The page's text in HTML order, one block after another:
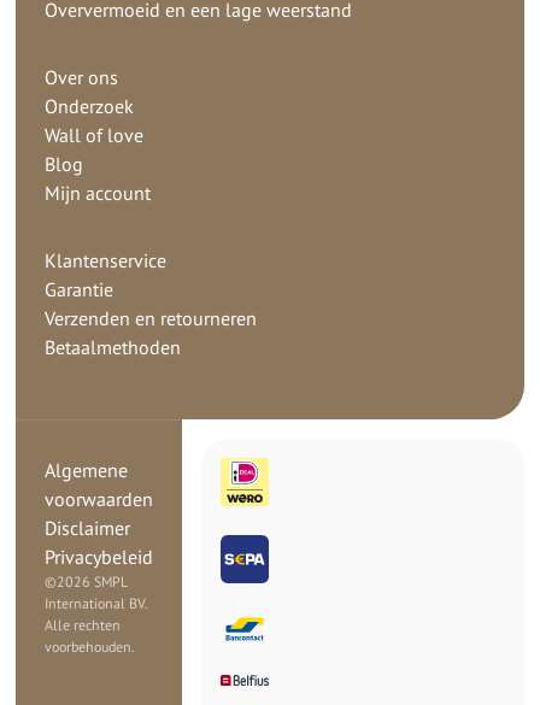
Oververmoeid en een lage weerstand
Over ons
Onderzoek
Wall of love
Blog
Mijn account
Klantenservice
Garantie
Verzenden en retourneren
Betaalmethoden
Algemene
voorwaarden
Disclaimer
Privacybeleid
©2026 SMPL
International BV.
Alle rechten
voorbehouden.